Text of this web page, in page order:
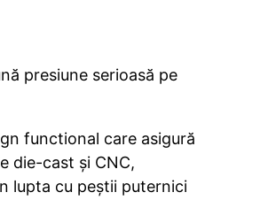
presiune serioasă pe
functional care asigură
die-cast și CNC,
lupta cu peștii puternici